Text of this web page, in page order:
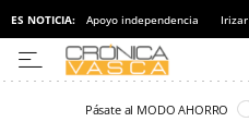
ES NOTICIA: Apoyo independencia Irizar
Pásate al MODO AHORRO